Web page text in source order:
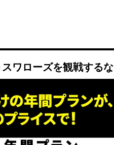
スワローズを観戦する